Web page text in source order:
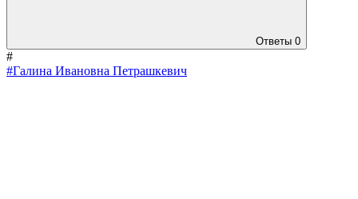
Ответы 0
#
#Галина Ивановна Петрашкевич